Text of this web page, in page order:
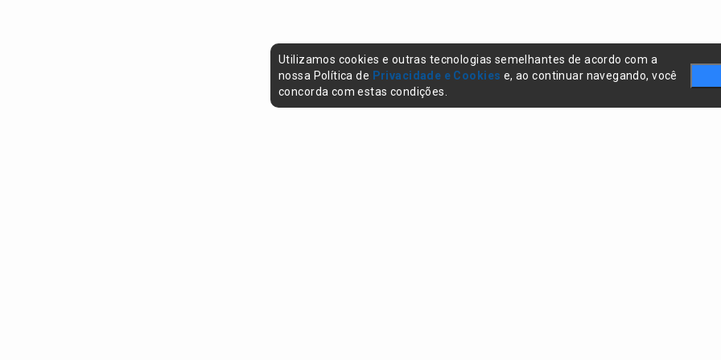
Utilizamos cookies e outras tecnologias semelhantes de acordo com a
nossa Política de Privacidade e Cookies e, ao continuar navegando, você
concorda com estas condições.